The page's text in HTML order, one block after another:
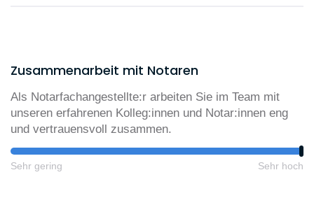
Zusammenarbeit mit Notaren
Als Notarfachangestellte:r arbeiten Sie im Team mit
unseren erfahrenen Kolleg:innen und Notar:innen eng
und vertrauensvoll zusammen.
Sehr gering Sehr hoch